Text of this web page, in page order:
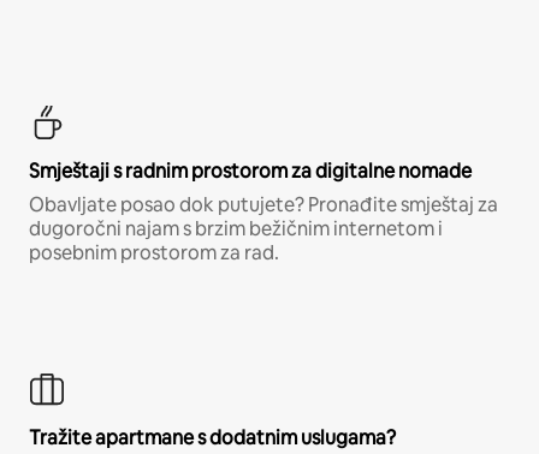
Smještaji s radnim prostorom za digitalne nomade
Obavljate posao dok putujete? Pronađite smještaj za
dugoročni najam s brzim bežičnim internetom i
posebnim prostorom za rad.
Tražite apartmane s dodatnim uslugama?